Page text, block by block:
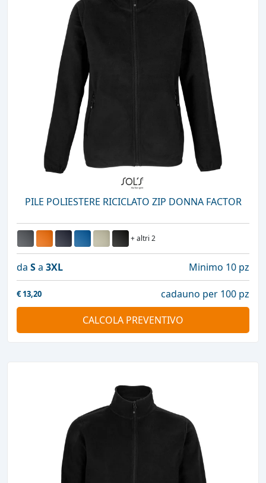
PILE POLIESTERE RICICLATO ZIP DONNA FACTOR
+ altri 2
da Sa 3XL Minimo 10 pz
€ 13,20
cadauno per 100 pz
CALCOLA PREVENTIVO